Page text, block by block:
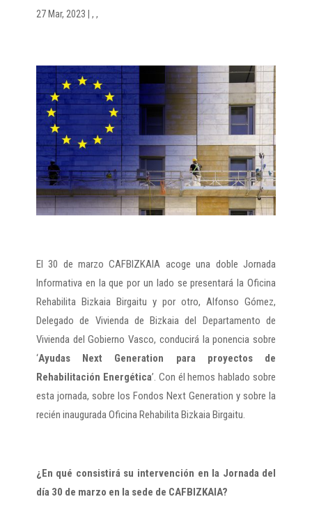
27 Mar, 2023 , ,
El 30 de marzo CAFBIZKAIA acoge una doble Jornada
Informativa en la que por un lado se presentará la Oficina
Rehabilita Bizkaia Birgaitu y por otro, Alfonso Gómez,
Delegado de Vivienda de Bizkaia del Departamento de
Vivienda del Gobierno Vasco, conducirá la ponencia sobre
‘Ayudas Next Generation para proyectos de
Rehabilitación Energética’. Con él hemos hablado sobre
esta jornada, sobre los Fondos Next Generation y sobre la
recién inaugurada Oficina Rehabilita Bizkaia Birgaitu.
¿En qué consistirá su intervención en la Jornada del
día 30 de marzo en la sede de CAFBIZKAIA?